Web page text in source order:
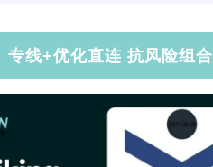
专线+优化直连 抗风险组合